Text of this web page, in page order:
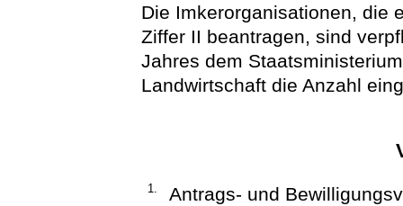
Die Imkerorganisationen, die
Ziffer II beantragen, sind
Jahres dem
Landwirtschaft die Anzahl
1.
Antrags- und